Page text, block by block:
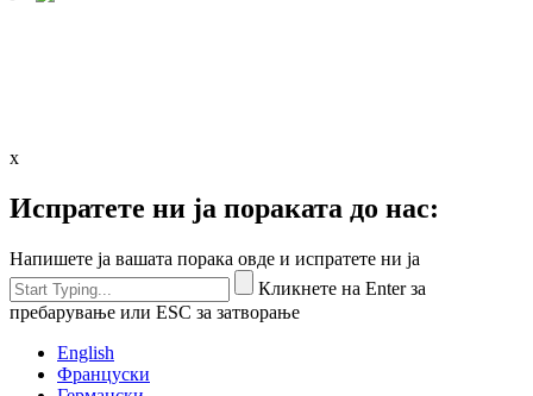
x
Испратете ни ја пораката до нас:
Напишете ја вашата порака овде и испратете ни ја
Кликнете на Enter за
пребарување или ESC за затворање
English
Француски